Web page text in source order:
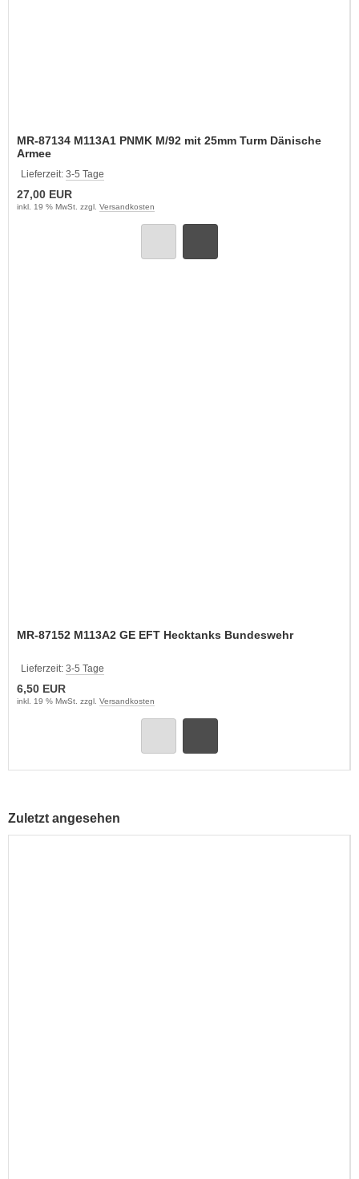
MR-87134 M113A1 PNMK M/92 mit 25mm Turm Dänische
Armee
Lieferzeit: 3-5 Tage
27,00 EUR
inkl. 19 % MwSt. zzgl. Versandkosten
MR-87152 M113A2 GE EFT Hecktanks Bundeswehr
Lieferzeit: 3-5 Tage
6,50 EUR
inkl. 19 % MwSt. zzgl. Versandkosten
Zuletzt angesehen